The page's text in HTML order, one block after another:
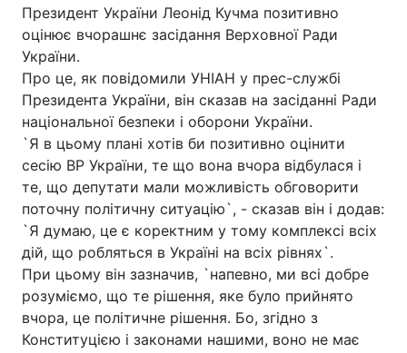
Президент України Леонід Кучма позитивно
оцінює вчорашнє засідання Верховної Ради
України.
Про це, як повідомили УНІАН у прес-службі
Президента України, він сказав на засіданні Ради
національної безпеки і оборони України.
`Я в цьому плані хотів би позитивно оцінити
сесію ВР України, те що вона вчора відбулася і
те, що депутати мали можливість обговорити
поточну політичну ситуацію`, - сказав він і додав:
`Я думаю, це є коректним у тому комплексі всіх
дій, що робляться в Україні на всіх рівнях`.
При цьому він зазначив, `напевно, ми всі добре
розуміємо, що те рішення, яке було прийнято
вчора, це політичне рішення. Бо, згідно з
Конституцією і законами нашими, воно не має